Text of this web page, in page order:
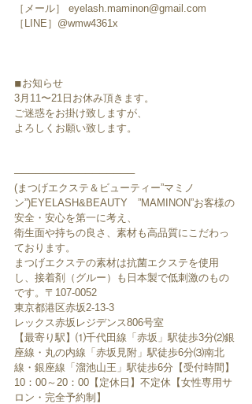
［メール］ eyelash.maminon@gmail.com
［LINE］@wmw4361x
◾︎お知らせ
3月11〜21日お休み頂きます。
ご迷惑をお掛け致しますが、
よろしくお願い致します。
─────────────────
(まつげエクステ＆ビューティー”マミノ
ン”)EYELASH&BEAUTY　”MAMINON”お客様の
安全・安心を第一に考え、
衛生面や持ちの良さ、素材も高品質にこだわっ
ております。
まつげエクステの素材は抗菌エクステを使用
し、接着剤（グルー）も日本製で低刺激のもの
です。〒107-0052
東京都港区赤坂2-13-3
レックス赤坂レジデンス806号室
【最寄り駅】⑴千代田線「赤坂」駅徒歩3分⑵銀
座線・丸の内線「赤坂見附」駅徒歩6分⑶南北
線・銀座線「溜池山王」駅徒歩6分【受付時間】
10：00～20：00【定休日】不定休【女性専用サ
ロン・完全予約制】